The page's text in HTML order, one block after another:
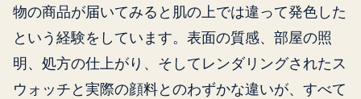
物の商品が届いてみると肌の上では違って発色した
という経験をしています。表面の質感、部屋の照
明、処方の仕上がり、そしてレンダリングされたス
ウォッチと実際の顔料とのわずかな違いが、すべて